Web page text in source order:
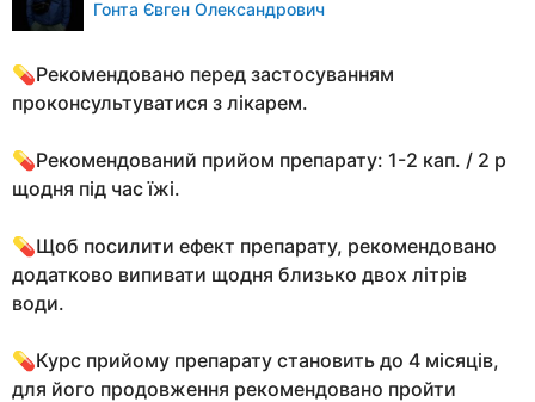
Гонта Євген Олександрович
💊Рекомендовано перед застосуванням
проконсультуватися з лікарем.
💊Рекомендований прийом препарату: 1-2 кап. / 2 р
щодня під час їжі.
💊Щоб посилити ефект препарату, рекомендовано
додатково випивати щодня близько двох літрів
води.
💊Курс прийому препарату становить до 4 місяців,
для його продовження рекомендовано пройти